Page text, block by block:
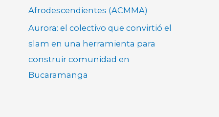
Afrodescendientes (ACMMA)
Aurora: el colectivo que convirtió el
slam en una herramienta para
construir comunidad en
Bucaramanga